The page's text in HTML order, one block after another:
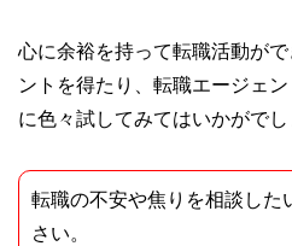
心に余裕を持って転職活動が
ントを得たり、転職エージェ
に色々試してみてはいかがでし
転職の不安や焦りを相談した
さい。